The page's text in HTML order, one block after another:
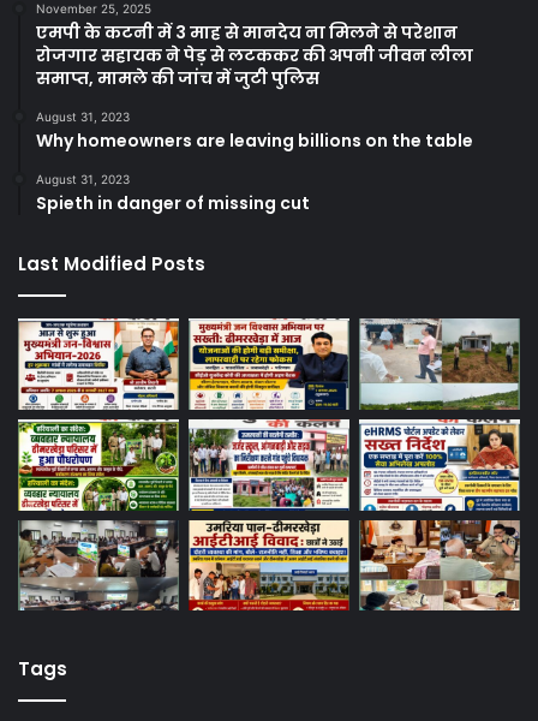
November 25, 2025
एमपी के कटनी में 3 माह से मानदेय ना मिलने से परेशान
रोजगार सहायक ने पेड़ से लटककर की अपनी जीवन लीला
समाप्त, मामले की जांच में जुटी पुलिस
August 31, 2023
Why homeowners are leaving billions on the table
August 31, 2023
Spieth in danger of missing cut
Last Modified Posts
Tags